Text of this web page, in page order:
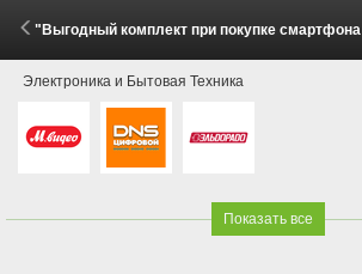
"Выгодный комплект при покупке смартфона Honor Magic V5!" (29 Мая - 27 Июля 2026)
Электроника и Бытовая Техника
Показать все